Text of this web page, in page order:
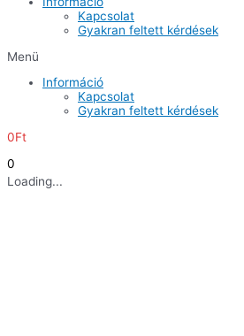
Kapcsolat
Gyakran feltett kérdések
Menü
Információ
Kapcsolat
Gyakran feltett kérdések
0Ft
0
Loading...